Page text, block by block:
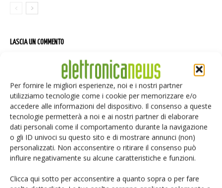
Per fornire le migliori esperienze, noi e i nostri partner
utilizziamo tecnologie come i cookie per memorizzare e/o
accedere alle informazioni del dispositivo. Il consenso a queste
tecnologie permetterà a noi e ai nostri partner di elaborare
dati personali come il comportamento durante la navigazione
o gli ID univoci su questo sito e di mostrare annunci (non)
personalizzati. Non acconsentire o ritirare il consenso può
influire negativamente su alcune caratteristiche e funzioni.
Clicca qui sotto per acconsentire a quanto sopra o per fare
LASCIA UN COMMENTO